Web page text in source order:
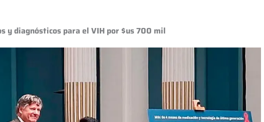
y diagnósticos para el VIH por $us 700 mil